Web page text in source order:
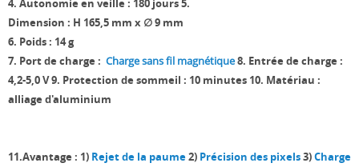
4. Autonomie en veille : 180 jours 5.
Dimension : H 165,5 mm x ∅ 9 mm
6. Poids : 14 g
7. Port de charge : Charge sans fil magnétique8. Entrée de charge :
4,2-5,0 V9. Protection de sommeil : 10 minutes 10. Matériau :
alliage d'aluminium
11.Avantage : 1) Rejet de la paume2) Précision des pixels3)Charge